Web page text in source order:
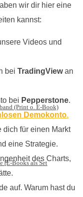
(Print o. E-Book)
[E-Books als Set
wir dir hier eine
kannst:
Videos und
bei TradingViewan
bei Pepperstone.
Demokonto.
dich für einen Markt
eine Strategie.
des Charts,
auf. Warum hast du